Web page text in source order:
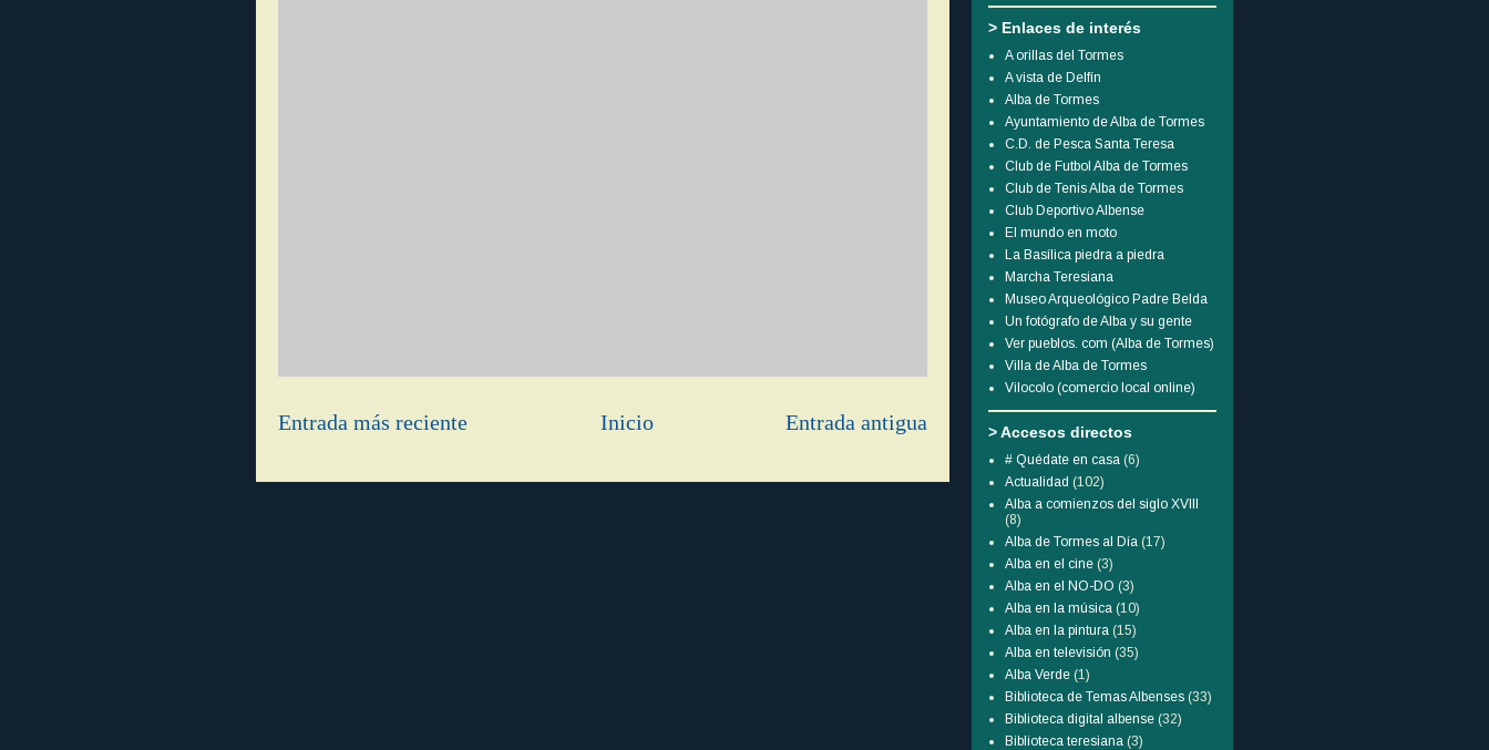
Entrada más reciente Entrada antigua
Inicio
> Enlaces de interés
A orillas del Tormes
A vista de Delfín
Alba de Tormes
Ayuntamiento de Alba de Tormes
C.D. de Pesca Santa Teresa
Club de Futbol Alba de Tormes
Club de Tenis Alba de Tormes
Club Deportivo Albense
El mundo en moto
La Basílica piedra a piedra
Marcha Teresiana
Museo Arqueológico Padre Belda
Un fotógrafo de Alba y su gente
Ver pueblos. com (Alba de Tormes)
Villa de Alba de Tormes
Vilocolo (comercio local online)
> Accesos directos
# Quédate en casa (6)
Actualidad (102)
Alba a comienzos del siglo XVIII
(8)
Alba de Tormes al Día (17)
Alba en el cine (3)
Alba en el NO-DO (3)
Alba en la música (10)
Alba en la pintura (15)
Alba en televisión (35)
Alba Verde (1)
Biblioteca de Temas Albenses (33)
Biblioteca digital albense (32)
Biblioteca teresiana (3)